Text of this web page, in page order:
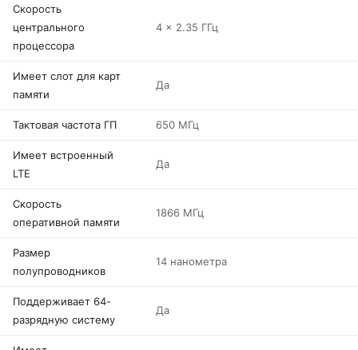
Скорость
центрального
процессора
4 x 2.35 ГГц
Имеет слот для карт
памяти
Да
Тактовая частота ГП 650 МГц
Имеет встроенный
LTE
Да
Скорость
оперативной памяти
1866 МГц
Размер
полупроводников
14 нанометра
Поддерживает 64-
разрядную систему
Да